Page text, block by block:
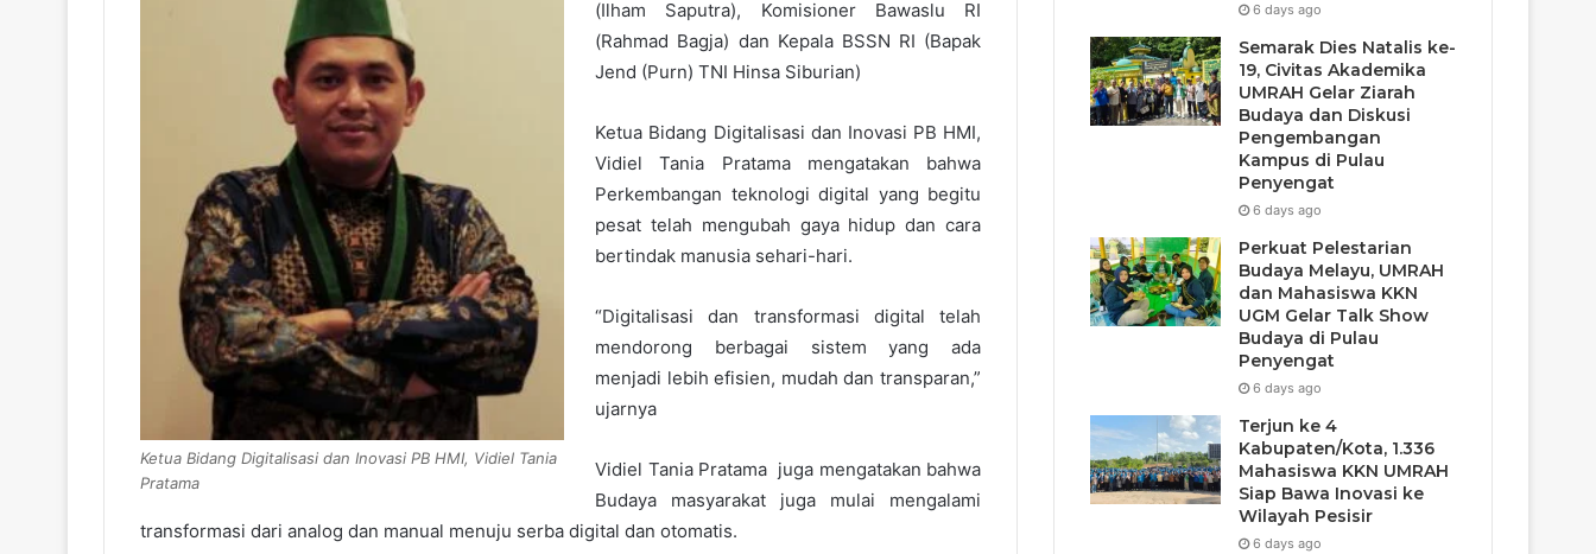
Ketua Bidang Digitalisasi dan Inovasi PB HMI, Vidiel Tania
Pratama
(Ilham Saputra), Komisioner Bawaslu RI
(Rahmad Bagja) dan Kepala BSSN RI (Bapak
Jend (Purn) TNI Hinsa Siburian)
Ketua Bidang Digitalisasi dan Inovasi PB HMI,
Vidiel Tania Pratama mengatakan bahwa
Perkembangan teknologi digital yang begitu
pesat telah mengubah gaya hidup dan cara
bertindak manusia sehari-hari.
“Digitalisasi dan transformasi digital telah
mendorong berbagai sistem yang ada
menjadi lebih efisien, mudah dan transparan,”
ujarnya
Vidiel Tania Pratama juga mengatakan bahwa
Budaya masyarakat juga mulai mengalami
transformasi dari analog dan manual menuju serba digital dan otomatis.
6 days ago
Semarak Dies Natalis ke-
19, Civitas Akademika
UMRAH Gelar Ziarah
Budaya dan Diskusi
Pengembangan
Kampus di Pulau
Penyengat
6 days ago
Perkuat Pelestarian
Budaya Melayu, UMRAH
dan Mahasiswa KKN
UGM Gelar Talk Show
Budaya di Pulau
Penyengat
6 days ago
Terjun ke 4
Kabupaten/Kota, 1.336
Mahasiswa KKN UMRAH
Siap Bawa Inovasi ke
Wilayah Pesisir
6 days ago